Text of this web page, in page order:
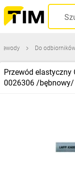
Do
Przewód elastyczny
0026306 /bębnowy/